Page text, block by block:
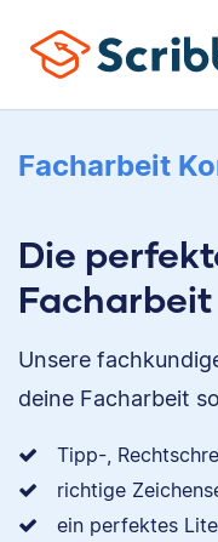
Facharbeit
Die
Facharbeit
Unsere
deine Facharbeit
Tipp-,
richtige
ein perfektes